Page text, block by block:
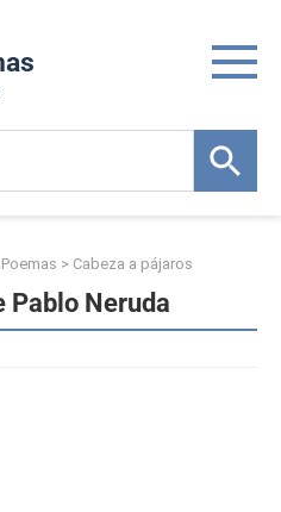
> Cabeza a pájaros
Pablo Neruda